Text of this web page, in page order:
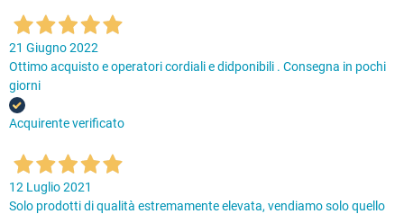
21 Giugno 2022
Ottimo acquisto e operatori cordiali e didponibili . Consegna in pochi
giorni
Acquirente verificato
12 Luglio 2021
Solo prodotti di qualità estremamente elevata, vendiamo solo quello